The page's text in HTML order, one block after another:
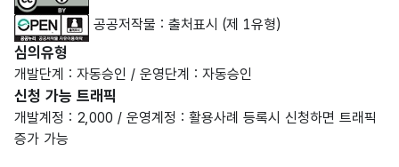
공공저작물 : 출처표시 (제 1유형)
심의유형
개발단계 : 자동승인 / 운영단계 : 자동승인
신청 가능 트래픽
개발계정 : 2,000 / 운영계정 : 활용사례 등록시 신청하면 트래픽
증가 가능